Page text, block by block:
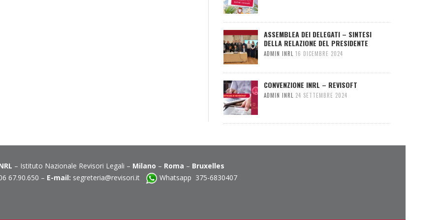
ASSEMBLEA DEI DELEGATI – SINTESI
DELLA RELAZIONE DEL PRESIDENTE
ADMIN INRL 16 DICEMBRE 2024
CONVENZIONE INRL – REVISOFT
ADMIN INRL 24 SETTEMBRE 2024
– Istituto Nazionale Revisori Legali – Milano – Roma – Bruxelles
67.90.650 – E-mail: segreteria@revisori.it Whatsapp 375-6830407